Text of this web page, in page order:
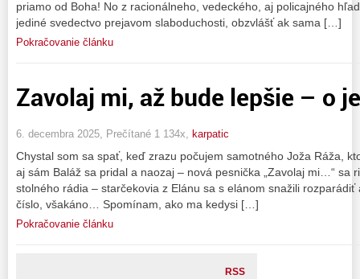
priamo od Boha! No z racionálneho, vedeckého, aj policajného
jediné svedectvo prejavom slaboduchosti, obzvlášť ak sama […]
Pokračovanie článku
Zavolaj mi, až bude lepšie – o
6. decembra 2025, Prečítané 1 134x, karpatic
Chystal som sa spať, keď zrazu počujem samotného Joža Ráža,
aj sám Baláž sa pridal a naozaj – nová pesnička „Zavolaj mi…“ sa
stolného rádia – starčekovia z Elánu sa s elánom snažili
číslo, všakáno… Spomínam, ako ma kedysi […]
Pokračovanie článku
RSS